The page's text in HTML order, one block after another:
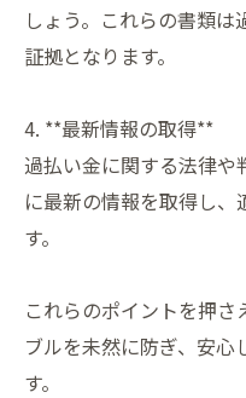
しょう。これらの書類
証拠となります。
4. **最新情報の取得**
過払い金に関する法律や
に最新の情報を取得し
す。
これらのポイントを押
ブルを未然に防ぎ、安心
す。